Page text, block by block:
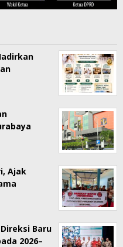
Ajak
Baru
2026–